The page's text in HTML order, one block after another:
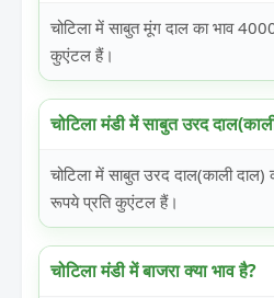
चोटिला में साबुत मूंग दाल का भाव
कुएंटल हैं।
चोटिला मंडी में साबुत उरद
चोटिला में साबुत उरद दाल(काली
रूपये प्रति कुएंटल हैं।
चोटिला मंडी में बाजरा क्या भाव है?